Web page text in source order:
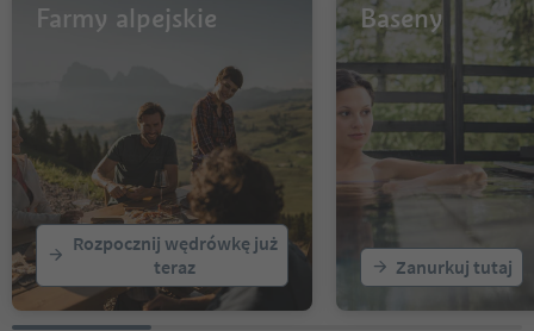
17
18
19
21
22
23
24
25
26
Farmy alpejskie
Rozpocznij wędrówkę już
teraz
Baseny
Zanurkuj tutaj